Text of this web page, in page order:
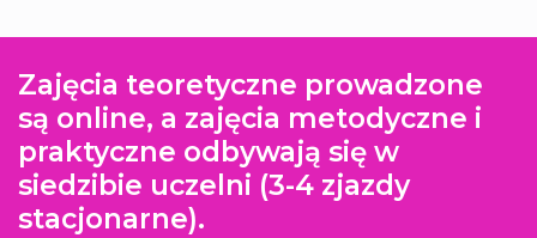
Zajęcia teoretyczne prowadzone
są online, a zajęcia metodyczne i
praktyczne odbywają się w
siedzibie uczelni (3-4 zjazdy
stacjonarne).